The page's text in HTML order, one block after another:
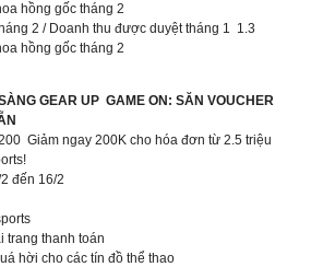
hồng gốc tháng 2
2 / Doanh thu được duyệt tháng 1 1.3
hồng gốc tháng 2
GEAR UP GAME ON: SĂN VOUCHER
Giảm ngay 200K cho hóa đơn từ 2.5 triệu
đến 16/2
trang thanh toán
hời cho các tín đồ thể thao